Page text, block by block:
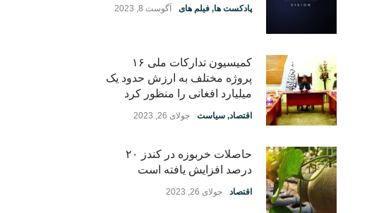
پادکست ها, فیلم های آگوست 8, 2023
کمیسیون تدارکات ملی ۱۶
پروژه مختلف به ارزش حدود یک
میلیارد افغانی را منظور کرد
اقتصاد, سیاست جولای 26, 2023
حاصلات خربوزه در کندز ۲۰
درصد افزایش یافته است
اقتصاد جولای 26, 2023